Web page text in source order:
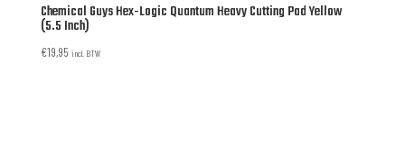
Chemical Guys Hex-Logic Quantum Heavy Cutting Pad Yellow
(5.5 Inch)
€19,95 incl. BTW